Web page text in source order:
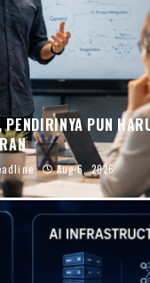
PUN
Aug 6, 2026